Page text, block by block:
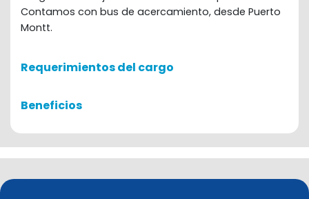
Contamos con bus de acercamiento, desde Puerto
Montt.
Requerimientos del cargo
Beneficios